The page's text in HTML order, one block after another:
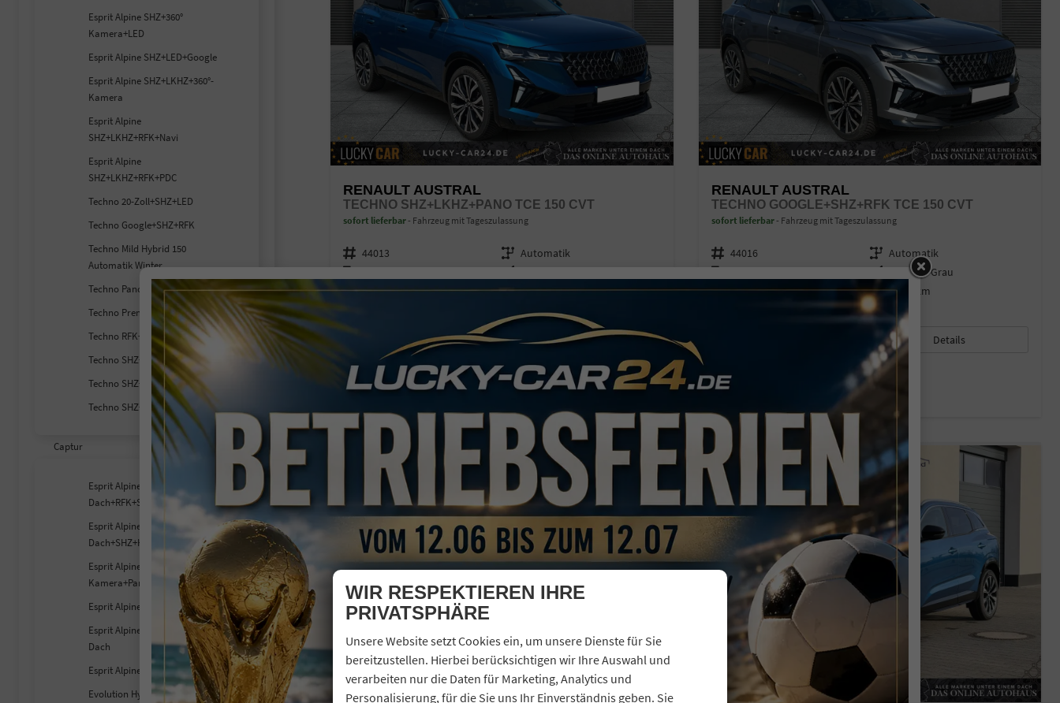
RENAULT AUSTRAL
TECHNO SHZ+LKHZ+PANO TCE 150 CVT
sofort lieferbar Fahrzeug mit Tageszulassung
Fahrzeugnr. 44013 Getriebe Automatik
Kraftstoff
Außenfarbe
Leistung 109 kW (148 PS) Kilometerstand8.780 km
29.440,– € Details
Verbrauch kombiniert:6,40 l/100km
CO2-Klasse:E
RENAULT AUSTRAL
TECHNO GOOGLE+SHZ+RFK TCE 150 CVT
sofort lieferbar Fahrzeug mit Tageszulassung
Fahrzeugnr. 44016 Getriebe Automatik
Kraftstoff
Außenfarbe
Dolomit-Grau
Leistung 109 kW (148 PS) Kilometerstand4.995 km
Details
6,40 l/100km
CO2-Klasse:
Esprit Alpine SHZ+360°
Kamera+LED
Esprit Alpine SHZ+LED+Google
Esprit Alpine SHZ+LKHZ+360°-
Kamera
Esprit Alpine
SHZ+LKHZ+RFK+Navi
Esprit Alpine
SHZ+LKHZ+RFK+PDC
Techno 20-Zoll+SHZ+LED
Techno Google+SHZ+RFK
Techno Mild Hybrid 150
Automatik Winter
Techno Pano-Dach+RFK+SHZ
Techno Premium-Winter-Paket
Techno RFK+SHZ+LED
Techno SHZ+LED+RFK
Techno SHZ+LKHZ+Pano
Techno SHZ+RFK+LKHZ+PDC
Captur
Esprit Alpine Pano-
Dach+RFK+SHZ
Esprit Alpine Pano-
Dach+SHZ+Harman/Kardon
Esprit Alpine SHZ+360°
Kamera+Pano
Esprit Alpine SHZ+LED+Carplay
Esprit Alpine SHZ+LKHZ+Pano-
Dach
Esprit Alpine SHZ+Pano-Dach
Evolution Hybrid 160 E-Tech
WIR RESPEKTIEREN IHRE
PRIVATSPHÄRE
Unsere Website setzt Cookies ein, um unsere Dienste für Sie
bereitzustellen. Hierbei berücksichtigen wir Ihre Auswahl und
verarbeiten nur die Daten für Marketing, Analytics und
Personalisierung, für die Sie uns Ihr Einverständnis geben. Sie